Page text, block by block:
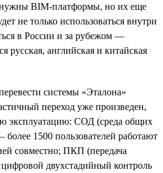
BIM-платформы, но их еще
не только использоваться внутри
в России и за рубежом —
русская, английская и китайская
системы «Эталона»
переход уже произведен,
эксплуатацию: СОД (среда общих
1500 пользователей работают
совместно; ПКП (передача
двухстадийный контроль